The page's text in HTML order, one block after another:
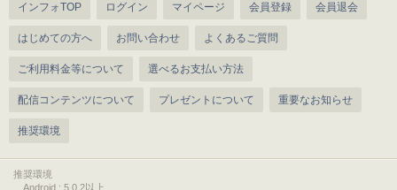
インフォTOP ログイン マイページ 会員登録 会員退会
はじめての方へ お問い合わせ よくあるご質問
ご利用料金等について 選べるお支払い方法
配信コンテンツについて プレゼントについて 重要なお知らせ
推奨環境
推奨環境
Android : 5.0.2以上